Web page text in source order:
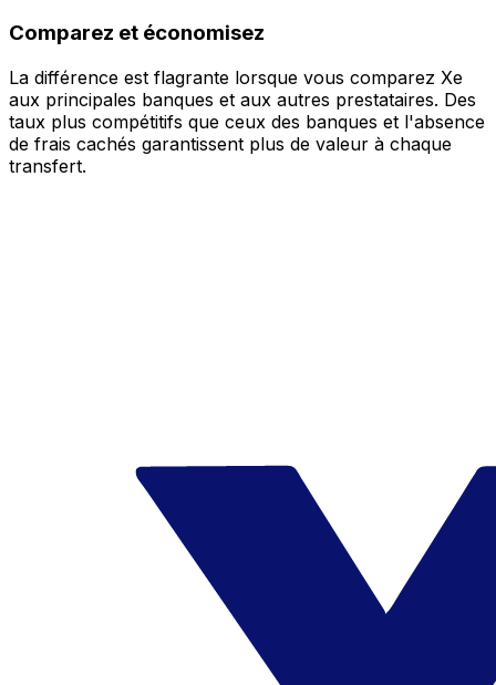
Comparez et économisez
La différence est flagrante lorsque vous comparez Xe
aux principales banques et aux autres prestataires. Des
taux plus compétitifs que ceux des banques et l'absence
de frais cachés garantissent plus de valeur à chaque
transfert.